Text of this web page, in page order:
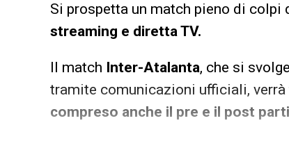
Si prospetta un match pieno di colpi
streaming e diretta TV.
Il match Inter-Atalanta, che si
tramite comunicazioni ufficiali,
compreso anche il pre e il post